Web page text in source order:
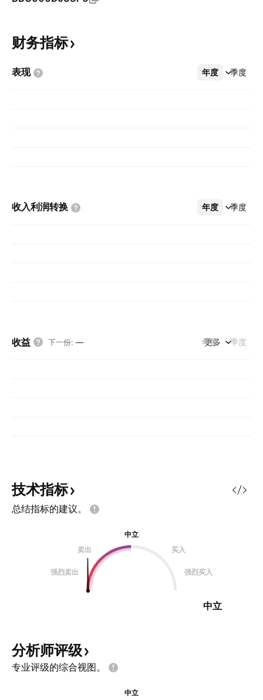
财务指标
表现 年度 季度
更多
收入利润转换 年度 季度
更多
收益 下一份: — 年度 季度
更多
技术指标
总结指标的建议。
中立
卖出
买入
强烈卖出 强烈买入
中立
分析师评级
专业评级的综合视图。
中立